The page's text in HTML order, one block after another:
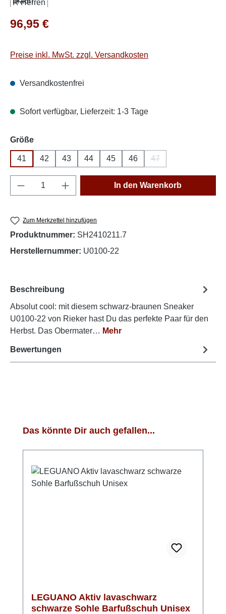
Regulärer Preis:
96,95 €
Preise inkl. MwSt. zzgl. Versandkosten
Versandkostenfrei
Sofort verfügbar, Lieferzeit: 1-3 Tage
Größeauswählen
41 42 43 44 45 46 47
Produkt Anzahl: Gib den gewünschten
In den Warenkorb
Zum Merkzettel hinzufügen
Produktnummer: SH2410211.7
Herstellernummer: U0100-22
Beschreibung
Absolut cool: mit diesem schwarz-braunen Sneaker
U0100-22 von Rieker hast Du das perfekte Paar für den
Herbst. Das Obermater… Mehr
Bewertungen
Produktgalerie überspringen
Das könnte Dir auch gefallen...
LEGUANO Aktiv lavaschwarz
schwarze Sohle Barfußschuh Unisex